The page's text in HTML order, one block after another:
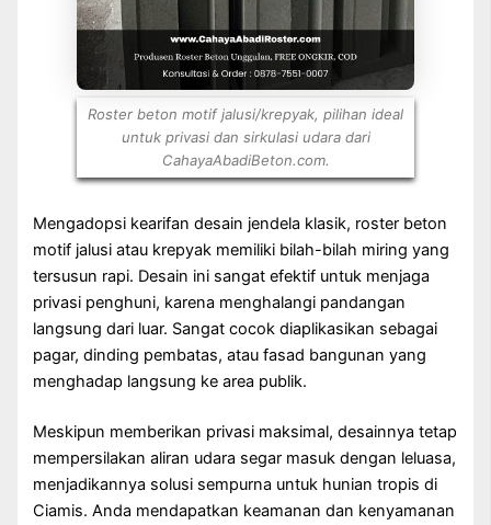
Roster beton motif jalusi/krepyak, pilihan ideal
untuk privasi dan sirkulasi udara dari
CahayaAbadiBeton.com.
Mengadopsi kearifan desain jendela klasik, roster beton
motif jalusi atau krepyak memiliki bilah-bilah miring yang
tersusun rapi. Desain ini sangat efektif untuk menjaga
privasi penghuni, karena menghalangi pandangan
langsung dari luar. Sangat cocok diaplikasikan sebagai
pagar, dinding pembatas, atau fasad bangunan yang
menghadap langsung ke area publik.
Meskipun memberikan privasi maksimal, desainnya tetap
mempersilakan aliran udara segar masuk dengan leluasa,
menjadikannya solusi sempurna untuk hunian tropis di
Ciamis. Anda mendapatkan keamanan dan kenyamanan